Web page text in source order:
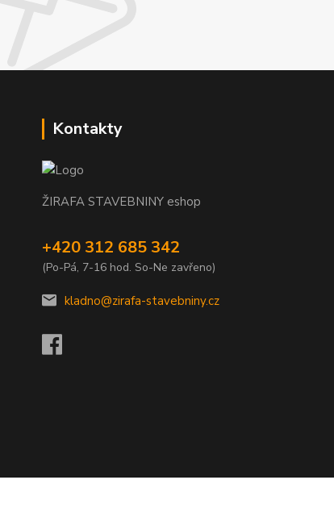
Kontakty
ŽIRAFA STAVEBNINY eshop
+420 312 685 342
(Po-Pá, 7-16 hod. So-Ne zavřeno)
kladno@zirafa-stavebniny.cz